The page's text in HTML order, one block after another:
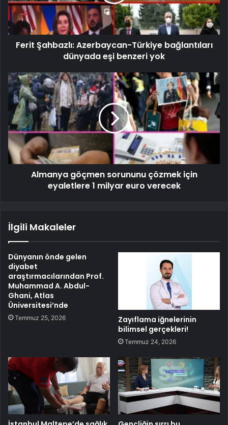
Ferit Şahbazlı: Azerbaycan-Türkiye bağlantıları
dünyada eşi benzeri yok
Almanya göçmen sorununu çözmek için
eyaletlere 1 milyar euro verecek
İlgili Makaleler
Dünyanın önde gelen
diyabet
araştırmacılarından Prof.
Muhammad A. Abdul-
Ghani, Atlas
Üniversitesi’nde
Temmuz 25, 2026
Zayıflama iğnelerinin
bilimsel gerçekleri!
Temmuz 24, 2026